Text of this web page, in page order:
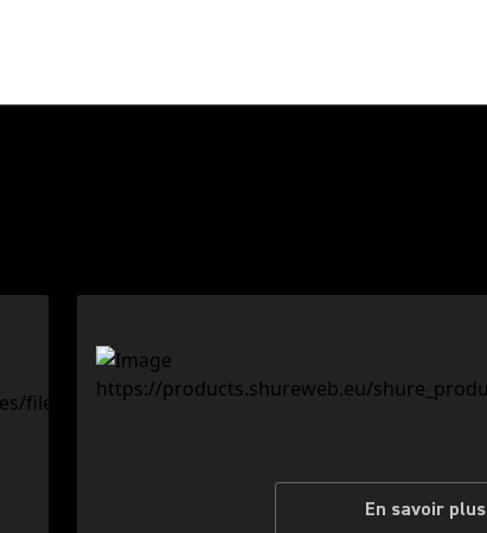
En savoir plus